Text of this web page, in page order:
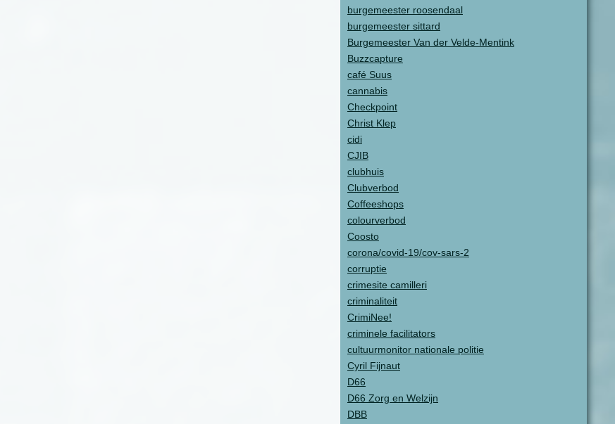
burgemeester roosendaal
burgemeester sittard
Burgemeester Van der Velde-Mentink
Buzzcapture
café Suus
cannabis
Checkpoint
Christ Klep
cidi
CJIB
clubhuis
Clubverbod
Coffeeshops
colourverbod
Coosto
corona/covid-19/cov-sars-2
corruptie
crimesite camilleri
criminaliteit
CrimiNee!
criminele facilitators
cultuurmonitor nationale politie
Cyril Fijnaut
D66
D66 Zorg en Welzijn
DBB